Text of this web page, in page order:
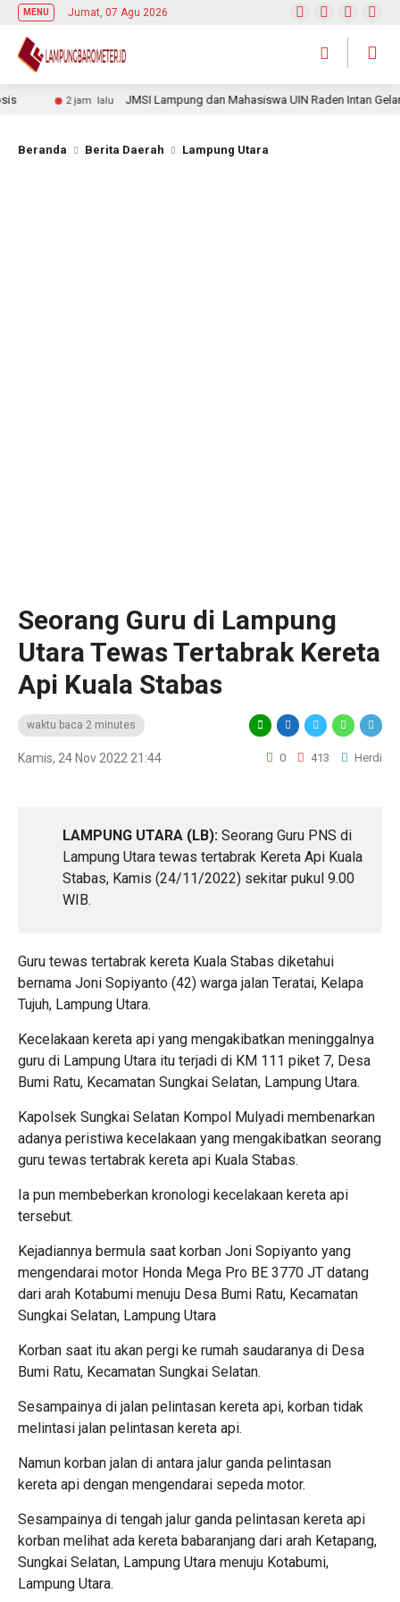
MENU Jumat, 07 Agu 2026
2 jam lalu JMSI Lampung dan Mahasiswa UIN Raden Intan Gelar
Beranda Berita Daerah Lampung Utara
Seorang Guru di Lampung
Utara Tewas Tertabrak Kereta
Api Kuala Stabas
waktu baca 2 minutes
Kamis, 24 Nov 2022 21:44 0 413 Herdi
LAMPUNG UTARA (LB): Seorang Guru PNS di
Lampung Utara tewas tertabrak Kereta Api Kuala
Stabas, Kamis (24/11/2022) sekitar pukul 9.00
WIB.
Guru tewas tertabrak kereta Kuala Stabas diketahui
bernama Joni Sopiyanto (42) warga jalan Teratai, Kelapa
Tujuh, Lampung Utara.
Kecelakaan kereta api yang mengakibatkan meninggalnya
guru di Lampung Utara itu terjadi di KM 111 piket 7, Desa
Bumi Ratu, Kecamatan Sungkai Selatan, Lampung Utara.
Kapolsek Sungkai Selatan Kompol Mulyadi membenarkan
adanya peristiwa kecelakaan yang mengakibatkan seorang
guru tewas tertabrak kereta api Kuala Stabas.
Ia pun membeberkan kronologi kecelakaan kereta api
tersebut.
Kejadiannya bermula saat korban Joni Sopiyanto yang
mengendarai motor Honda Mega Pro BE 3770 JT datang
dari arah Kotabumi menuju Desa Bumi Ratu, Kecamatan
Sungkai Selatan, Lampung Utara
Korban saat itu akan pergi ke rumah saudaranya di Desa
Bumi Ratu, Kecamatan Sungkai Selatan.
Sesampainya di jalan pelintasan kereta api, korban tidak
melintasi jalan pelintasan kereta api.
Namun korban jalan di antara jalur ganda pelintasan
kereta api dengan mengendarai sepeda motor.
Sesampainya di tengah jalur ganda pelintasan kereta api
korban melihat ada kereta babaranjang dari arah Ketapang,
Sungkai Selatan, Lampung Utara menuju Kotabumi,
Lampung Utara.